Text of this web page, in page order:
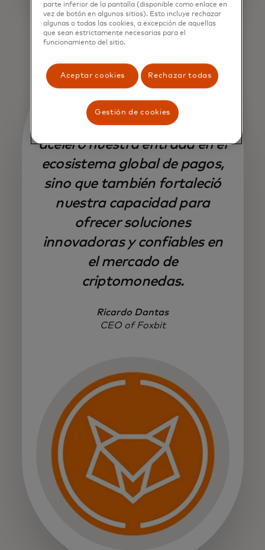
La plataforma no solo
aceleró nuestra entrada en el
ecosistema global de pagos,
sino que también fortaleció
nuestra capacidad para
ofrecer soluciones
innovadoras y confiables en
el mercado de
criptomonedas.
Ricardo Dantas
CEO of Foxbit
parte inferior de la pantalla (disponible como enlace en
vez de botón en algunos sitios). Esto incluye rechazar
algunas o todas las cookies, a excepción de aquellas
que sean estrictamente necesarias para el
funcionamiento del sitio.
Aceptar cookies Rechazar todas
Gestión de cookies